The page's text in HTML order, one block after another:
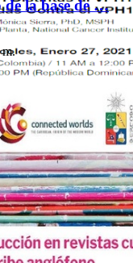
el VPH: ¿Es
de la base de …
m.